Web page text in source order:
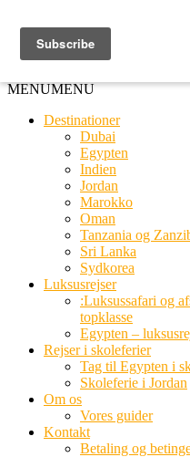
MENUMENU
Destinationer
Dubai
Egypten
Indien
Jordan
Marokko
Oman
Tanzania og
Sri Lanka
Sydkorea
Luksusrejser
:Luksussafari og
topklasse
Egypten –
Rejser i skoleferier
Tag til Egypten i
Skoleferie i Jordan
Om os
Vores guider
Kontakt
Betaling og